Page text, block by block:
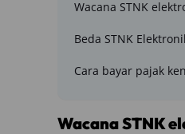
Wacana STNK
Beda STNK
Cara bayar pajak
Wacana STNK